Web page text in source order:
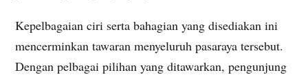
Kepelbagaian ciri serta bahagian yang disediakan ini
mencerminkan tawaran menyeluruh pasaraya tersebut.
Dengan pelbagai pilihan yang ditawarkan, pengunjung